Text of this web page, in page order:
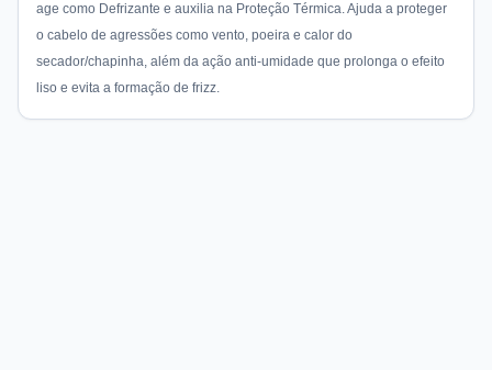
age como Defrizante e auxilia na Proteção Térmica. Ajuda a proteger
o cabelo de agressões como vento, poeira e calor do
secador/chapinha, além da ação anti-umidade que prolonga o efeito
liso e evita a formação de frizz.